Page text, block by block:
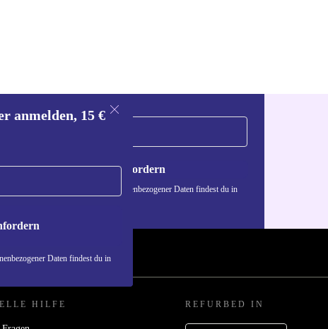
anmelden, 15 €
Daten findest du in
Gutschein anfordern
über die Verwendung personenbezogener Daten findest du in
HILFE REFURBED IN